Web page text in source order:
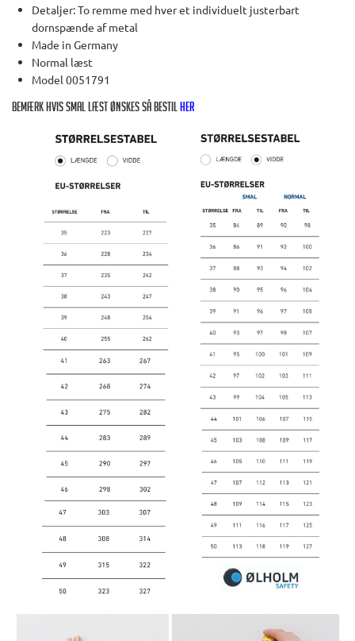
Detaljer: To remme med hver et individuelt justerbart
dornspænde af metal
Made in Germany
Normal læst
Model 0051791
BEMÆRK HVIS SMAL LÆST ØNSKES SÅ BESTILHER